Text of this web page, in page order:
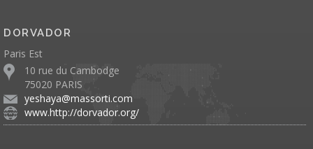
DORVADOR
Paris Est
10 rue du Cambodge
75020 PARIS
yeshaya@massorti.com
www.http://dorvador.org/